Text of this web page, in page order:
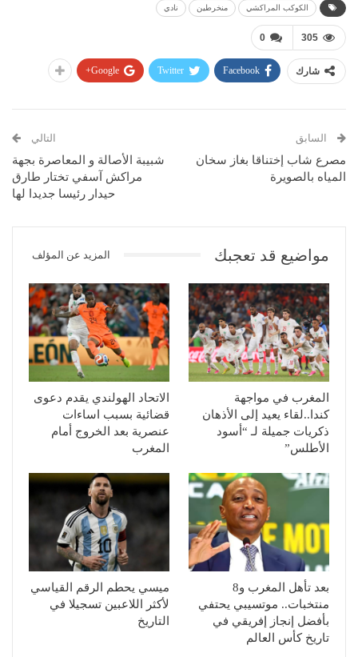
الكوكب المراكشي منخرطين نادي
0 305
شارك Facebook
Twitter
Google+
السابق
مصرع شاب إختناقا بغاز سخان
المياه بالصويرة
التالي
شبيبة الأصالة و المعاصرة بجهة
مراكش آسفي تختار طارق
حيدار رئيسا جديدا لها
مواضيع قد تعجبك المزيد عن المؤلف
المغرب في مواجهة
كندا..لقاء يعيد إلى الأذهان
ذكريات جميلة لـ “أسود
الأطلس”
الاتحاد الهولندي يقدم دعوى
قضائية بسبب اساءات
عنصرية بعد الخروج أمام
المغرب
بعد تأهل المغرب و8
منتخبات.. موتسيبي يحتفي
بأفضل إنجاز إفريقي في
تاريخ كأس العالم
ميسي يحطم الرقم القياسي
لأكثر اللاعبين تسجيلا في
التاريخ